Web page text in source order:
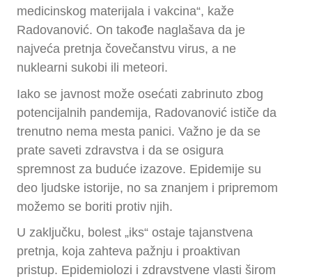
medicinskog materijala i vakcina“, kaže
Radovanović. On takođe naglašava da je
najveća pretnja čovečanstvu virus, a ne
nuklearni sukobi ili meteori.
Iako se javnost može osećati zabrinuto zbog
potencijalnih pandemija, Radovanović ističe da
trenutno nema mesta panici. Važno je da se
prate saveti zdravstva i da se osigura
spremnost za buduće izazove. Epidemije su
deo ljudske istorije, no sa znanjem i pripremom
možemo se boriti protiv njih.
U zaključku, bolest „iks“ ostaje tajanstvena
pretnja, koja zahteva pažnju i proaktivan
pristup. Epidemiolozi i zdravstvene vlasti širom